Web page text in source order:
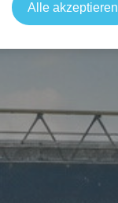
Alle akzeptieren